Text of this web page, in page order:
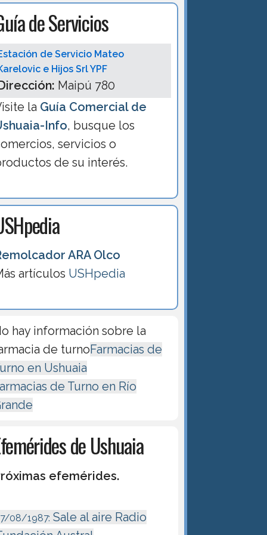
de Servicios
de Servicio Mateo
e Hijos Srl YPF
Maipú 780
la Guía Comercial de
Info, busque los
servicios o
de su interés.
ARA Olco
artículos USHpedia
hay información sobre la
de turnoFarmacias de
en Ushuaia
de Turno en Río
de Ushuaia
efemérides.
08/1987: Sale al aire Radio